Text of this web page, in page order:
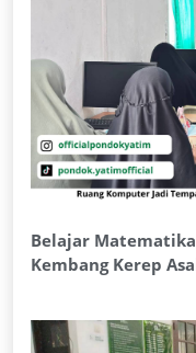
Belajar
Kembang Kerep